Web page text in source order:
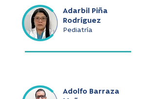
Adarbil Piña
Rodríguez
Pediatría
Adolfo Barraza